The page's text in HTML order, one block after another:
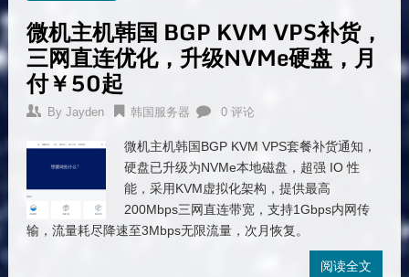
微机主机韩国 BGP KVM VPS补货，
三网直连优化，升级NVMe硬盘，月
付￥50起
By Jayden 韩国服务器 0 评论
微机主机韩国BGP KVM VPS套餐补货通知，
硬盘已升级为NVMe本地磁盘，超强 IO 性
能，采用KVM虚拟化架构，提供最高
200Mbps三网直连带宽，支持1Gbps内网传
输，流量耗尽降速至3Mbps无限流量，次月恢复。
阅读全文